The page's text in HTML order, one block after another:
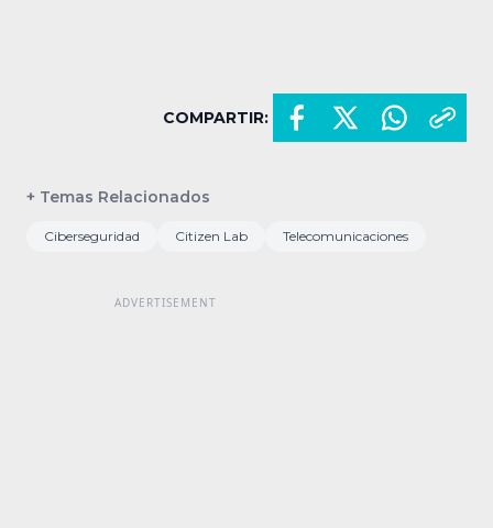
COMPARTIR:
+ Temas Relacionados
Ciberseguridad Citizen Lab Telecomunicaciones